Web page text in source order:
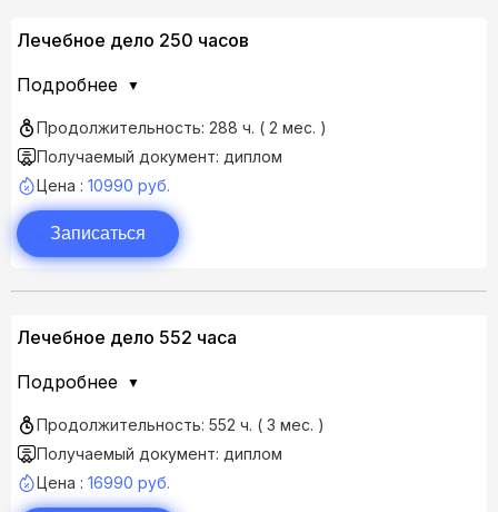
Лечебное дело 250 часов
Подробнее
Продолжительность: 288 ч. ( 2 мес. )
Получаемый документ: диплом
Цена : 10990 руб.
Записаться
Лечебное дело 552 часа
Подробнее
Продолжительность: 552 ч. ( 3 мес. )
Получаемый документ: диплом
Цена : 16990 руб.